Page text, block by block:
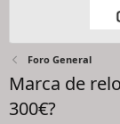
Foro General
Marca de
300€?